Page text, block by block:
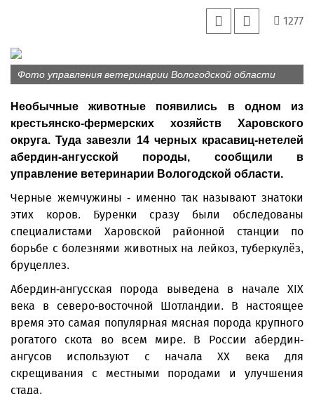
1277
Фото управления ветеринарии Вологодской области
Необычные животные появились в одном из
крестьянско-фермерских хозяйств Харовского
округа. Туда завезли 14 черных красавиц-нетелей
абердин-ангусской породы, сообщили в
управление ветеринарии Вологодской области.
Черные жемчужины - именно так называют знатоки
этих коров. Буренки сразу были обследованы
специалистами Харовской районной станции по
борьбе с болезнями животных на лейкоз, туберкулёз,
бруцеллез.
Абердин-ангусская порода выведена в начале XIX
века в северо-восточной Шотландии. В настоящее
время это самая популярная мясная порода крупного
рогатого скота во всем мире. В России абердин-
ангусов используют с начала XX века для
скрещивания с местными породами и улучшения
стада.